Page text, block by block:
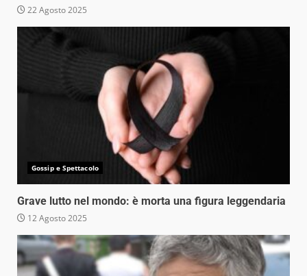
22 Agosto 2025
Gossip e Spettacolo
Grave lutto nel mondo: è morta una figura leggendaria
12 Agosto 2025